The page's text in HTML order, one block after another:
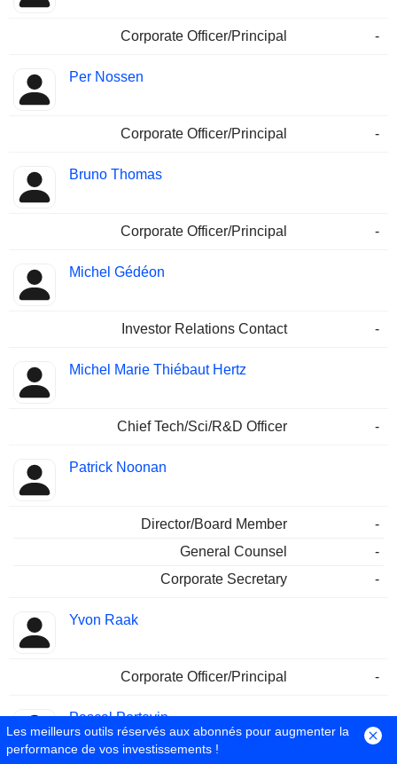
Corporate Officer/Principal -
Per Nossen
Corporate Officer/Principal -
Bruno Thomas
Corporate Officer/Principal -
Michel Gédéon
Investor Relations Contact -
Michel Marie Thiébaut Hertz
Chief Tech/Sci/R&D Officer -
Patrick Noonan
Director/Board Member
-
General Counsel
-
Corporate Secretary
-
Yvon Raak
Corporate Officer/Principal -
Pascal Portevin
Les meilleurs outils réservés aux abonnés pour augmenter la
performance de vos investissements !